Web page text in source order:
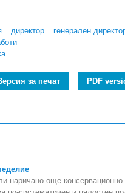
директор
генерален
за печат PDF
наричано още консервационно